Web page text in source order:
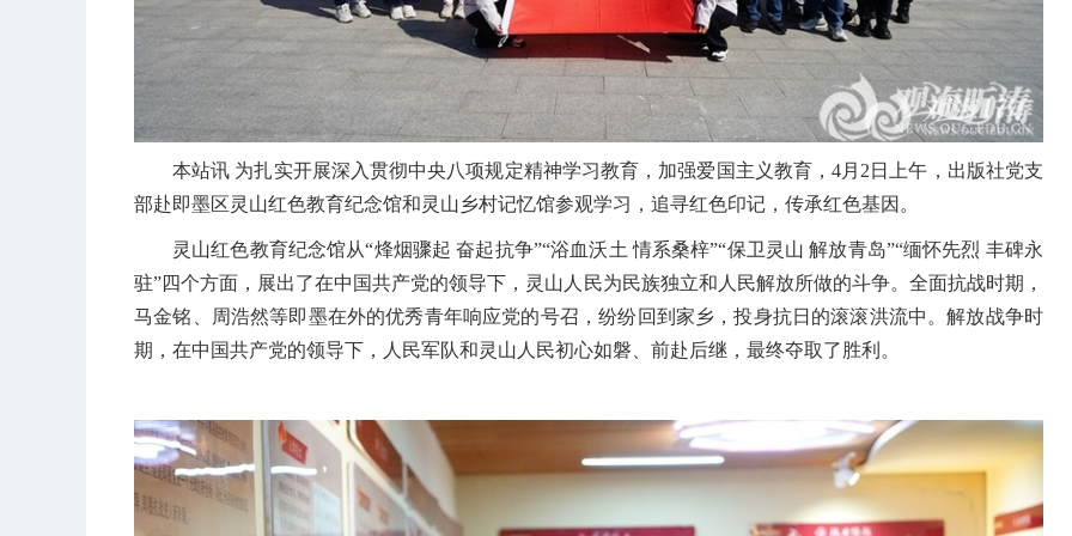
本站讯 为扎实开展深入贯彻中央八项规定精神学习教育，加强爱国主义教育，4月2日上午，出版社党支
部赴即墨区灵山红色教育纪念馆和灵山乡村记忆馆参观学习，追寻红色印记，传承红色基因。
灵山红色教育纪念馆从“烽烟骤起 奋起抗争”“浴血沃土 情系桑梓”“保卫灵山 解放青岛”“缅怀先烈 丰碑永
驻”四个方面，展出了在中国共产党的领导下，灵山人民为民族独立和人民解放所做的斗争。全面抗战时期，
马金铭、周浩然等即墨在外的优秀青年响应党的号召，纷纷回到家乡，投身抗日的滚滚洪流中。解放战争时
期，在中国共产党的领导下，人民军队和灵山人民初心如磐、前赴后继，最终夺取了胜利。